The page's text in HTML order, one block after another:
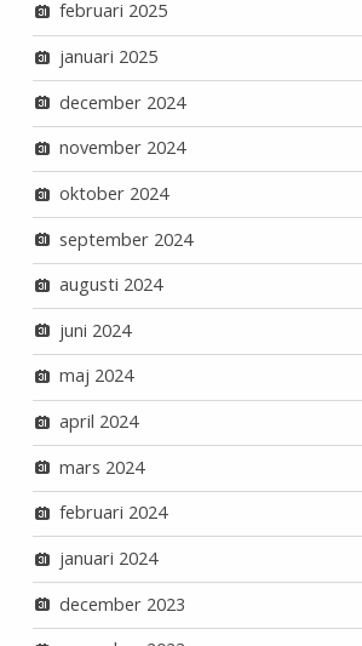
februari 2025
januari 2025
december 2024
november 2024
oktober 2024
september 2024
augusti 2024
juni 2024
maj 2024
april 2024
mars 2024
februari 2024
januari 2024
december 2023